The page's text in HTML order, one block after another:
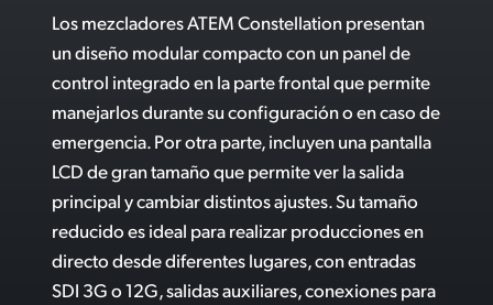
UAE
Ukraine
United Kingdom
United States
Incluye programa de control gratuito
Mayor eficiencia y velocidad con paneles ATEM
Panel portátil alternativo
Control de cámaras profesional
Compatible con cámaras, paneles, grabadores y otros productos de Blackmagic
Conexión HDMI para equipos informáticos
Conexión HDMI para cámaras
Los mezcladores ATEM Constellation presentan
un diseño modular compacto con un panel de
control integrado en la parte frontal que permite
manejarlos durante su configuración o en caso de
emergencia. Por otra parte, incluyen una pantalla
LCD de gran tamaño que permite ver la salida
principal y cambiar distintos ajustes. Su tamaño
reducido es ideal para realizar producciones en
directo desde diferentes lugares, con entradas
SDI 3G o 12G, salidas auxiliares, conexiones para